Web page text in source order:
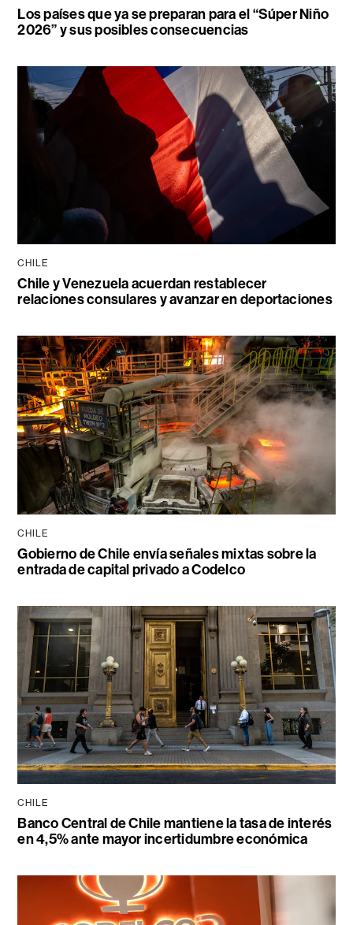
Los países que ya se preparan para el “Súper Niño
2026” y sus posibles consecuencias
CHILE
Chile y Venezuela acuerdan restablecer
relaciones consulares y avanzar en deportaciones
CHILE
Gobierno de Chile envía señales mixtas sobre la
entrada de capital privado a Codelco
CHILE
Banco Central de Chile mantiene la tasa de interés
en 4,5% ante mayor incertidumbre económica